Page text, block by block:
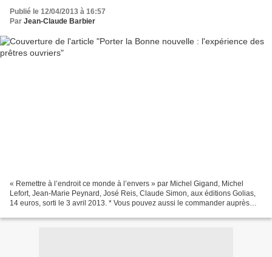
Publié le 12/04/2013 à 16:57
Par Jean-Claude Barbier
« Remettre à l’endroit ce monde à l’envers » par Michel Gigand, Michel
Lefort, Jean-Marie Peynard, José Reis, Claude Simon, aux éditions Golias,
14 euros, sorti le 3 avril 2013. * Vous pouvez aussi le commander auprès